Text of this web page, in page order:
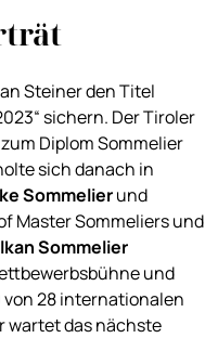
Steiner den Titel
sichern. Der Tiroler
Diplom Sommelier
sich danach in
Sommelierund
Master Sommeliers und
Sommelier
und
von 28 internationalen
wartet das nächste